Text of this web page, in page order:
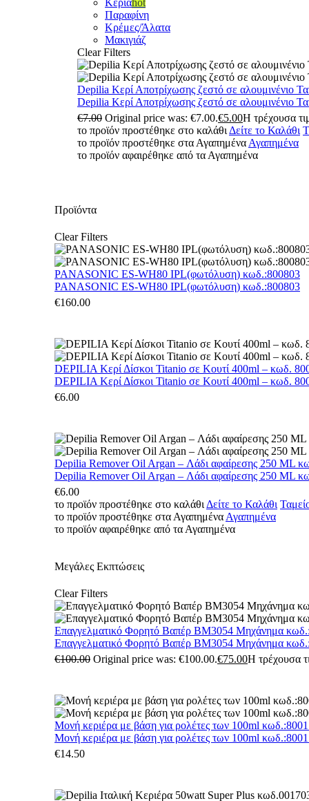
Κεριάhot
Παραφίνη
Κρέμες/Άλατα
Μακιγιάζ
Clear Filters
Depilia Κερί Αποτρίχωσης ζεστό σε αλουμινένιο
Depilia Κερί Αποτρίχωσης ζεστό σε αλουμινένιο
€7.00 Original price was: €7.00.€5.00Η τρέχουσα
το προϊόν προστέθηκε στο καλάθι Δείτε το Καλάθι
το προϊόν προστέθηκε στα Αγαπημένα Αγαπημένα
το προϊόν αφαιρέθηκε από τα Αγαπημένα
Προϊόντα
Clear Filters
PANASONIC ES-WH80 IPL(φωτόλυση) κωδ.:800803
PANASONIC ES-WH80 IPL(φωτόλυση) κωδ.:800803
€160.00
DEPILIA Κερί Δίσκοι Titanio σε Κουτί 400ml – κωδ.
DEPILIA Κερί Δίσκοι Titanio σε Κουτί 400ml – κωδ.
€6.00
Depilia Remover Oil Argan – Λάδι αφαίρεσης 250 ML
Depilia Remover Oil Argan – Λάδι αφαίρεσης 250 ML
€6.00
το προϊόν προστέθηκε στο καλάθι Δείτε το Καλάθι
το προϊόν προστέθηκε στα Αγαπημένα Αγαπημένα
το προϊόν αφαιρέθηκε από τα Αγαπημένα
Μεγάλες Εκπτώσεις
Clear Filters
Επαγγελματικό Φορητό Βαπέρ BM3054 Μηχάνημα
Επαγγελματικό Φορητό Βαπέρ BM3054 Μηχάνημα
€100.00 Original price was: €100.00.€75.00Η τρέχουσα
Μονή κεριέρα με βάση για ρολέτες των 100ml
Μονή κεριέρα με βάση για ρολέτες των 100ml
€14.50